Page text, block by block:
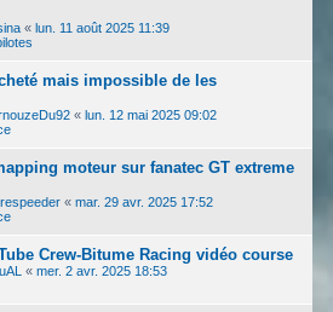
« lun. 11 août 2025 11:39
mais impossible de les
« lun. 12 mai 2025 09:02
moteur sur fanatec GT extreme
« mar. 29 avr. 2025 17:52
Crew-Bitume Racing vidéo course
« mer. 2 avr. 2025 18:53